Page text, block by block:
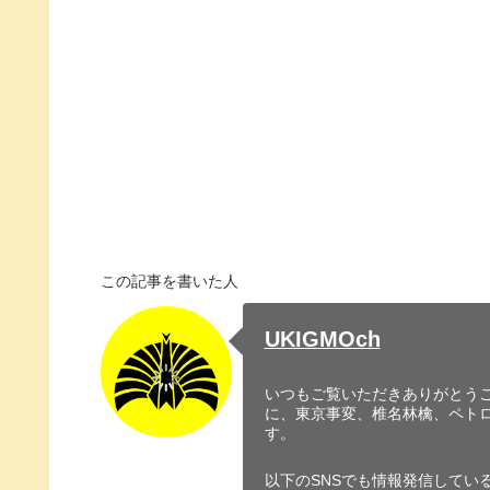
この記事を書いた人
UKIGMOch
いつもご覧いただきありがとう
に、東京事変、椎名林檎、ペト
す。
以下のSNSでも情報発信してい